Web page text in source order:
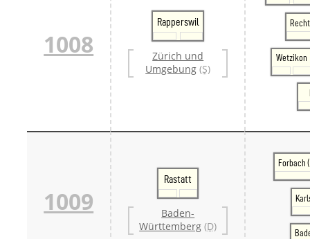
1008
Rapperswil
Zürich und
Umgebung (S)
Wetzikon
1009
Rastatt
Baden-
Württemberg (D)
Forbach